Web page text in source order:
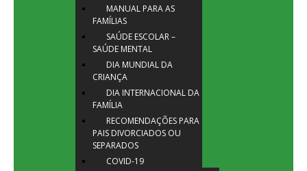
MANUAL PARA AS
FAMÍLIAS
SAÚDE ESCOLAR –
SAÚDE MENTAL
DIA MUNDIAL DA
CRIANÇA
DIA INTERNACIONAL DA
FAMÍLIA
RECOMENDAÇÕES PARA
PAIS DIVORCIADOS OU
SEPARADOS
COVID-19